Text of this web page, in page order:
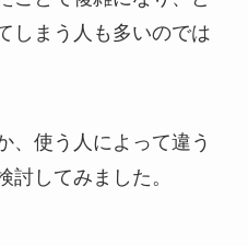
しまう人も多いのでは
、使う人によって違う
討してみました。